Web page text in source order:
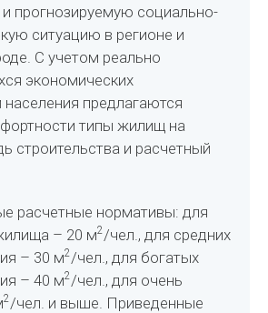
прогнозируемую социально-
ситуацию в регионе и
С учетом реально
экономических
предлагаются
типы жилищ на
строительства и расчетный
расчетные нормативы: для
– 20 м2/чел., для средних
– 30 м2/чел., для богатых
– 40 м2/чел., для очень
2/чел. и выше. Приведенные